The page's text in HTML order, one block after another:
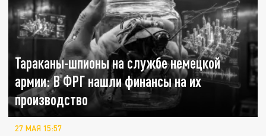
Тараканы-шпионы на службе немецкой
армии: В ФРГ нашли финансы на их
производство
27 МАЯ 15:57